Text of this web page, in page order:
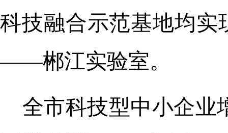
科技融合示范基地均实
——郴江实验室。
全市科技型中小企业